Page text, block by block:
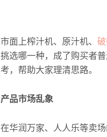
市面上榨汁机、原汁机、
挑选哪一种，成了购买者
考，帮助大家理清思路。
产品市场乱象
在华润万家、人人乐等卖